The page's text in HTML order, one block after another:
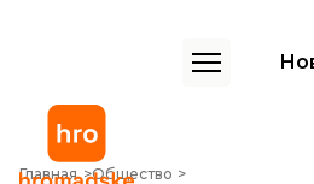
Главная Общество
ГПУ вызвала Портнова на допрос по